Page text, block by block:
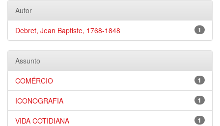
Autor
1
Debret, Jean Baptiste, 1768-1848
Assunto
1
COMÉRCIO
1
ICONOGRAFIA
1
VIDA COTIDIANA